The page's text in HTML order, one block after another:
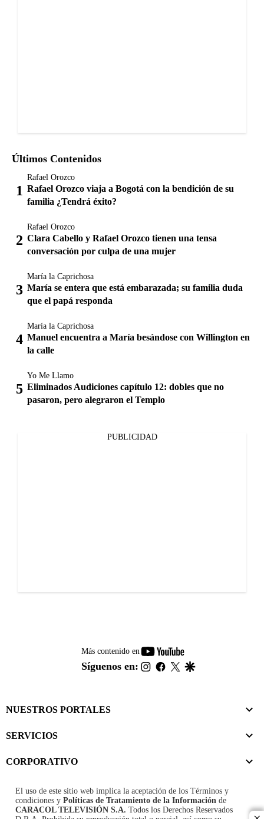
Últimos Contenidos
Rafael Orozco
Rafael Orozco viaja a Bogotá con la bendición de su
familia ¿Tendrá éxito?
Rafael Orozco
Clara Cabello y Rafael Orozco tienen una tensa
conversación por culpa de una mujer
María la Caprichosa
María se entera que está embarazada; su familia duda
que el papá responda
María la Caprichosa
Manuel encuentra a María besándose con Willington en
la calle
Yo Me Llamo
Eliminados Audiciones capítulo 12: dobles que no
pasaron, pero alegraron el Templo
PUBLICIDAD
Más contenido en
youtube-
footer
Síguenos en: instagram
facebook
twitter
NUESTROS PORTALES
SERVICIOS
CORPORATIVO
El uso de este sitio web implica la aceptación de los Términos y
condiciones y Políticas de Tratamiento de la Información de
CARACOL TELEVISIÓN S.A. Todos los Derechos Reservados